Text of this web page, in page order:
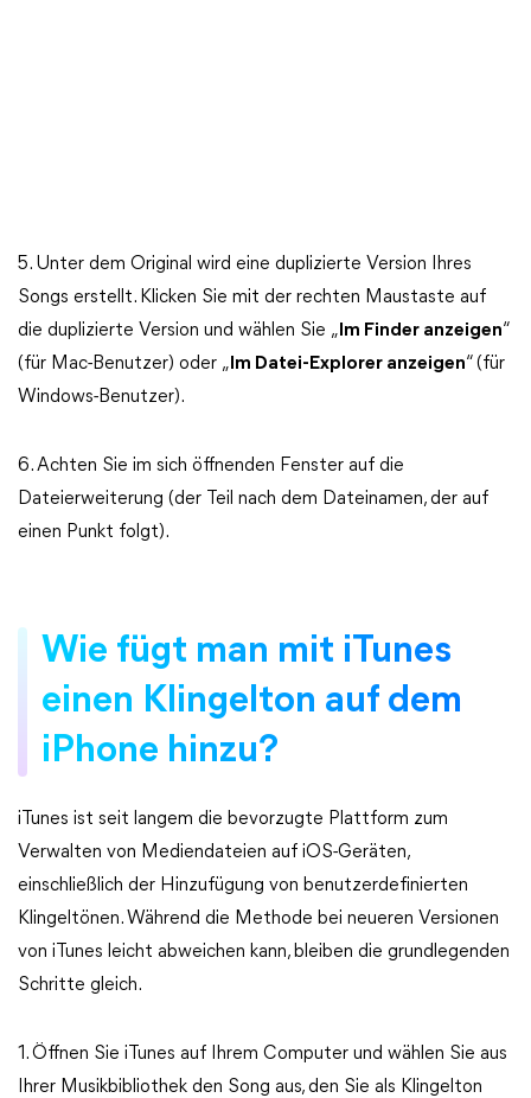
5. Unter dem Original wird eine duplizierte Version Ihres
Songs erstellt. Klicken Sie mit der rechten Maustaste auf
die duplizierte Version und wählen Sie „ Im Finder anzeigen“
(für Mac-Benutzer) oder „ Im Datei-Explorer anzeigen“ (für
Windows-Benutzer).
6. Achten Sie im sich öffnenden Fenster auf die
Dateierweiterung (der Teil nach dem Dateinamen, der auf
einen Punkt folgt).
Wie fügt man mit iTunes
einen Klingelton auf dem
iPhone hinzu?
iTunes ist seit langem die bevorzugte Plattform zum
Verwalten von Mediendateien auf iOS-Geräten,
einschließlich der Hinzufügung von benutzerdefinierten
Klingeltönen. Während die Methode bei neueren Versionen
von iTunes leicht abweichen kann, bleiben die grundlegenden
Schritte gleich.
1. Öffnen Sie iTunes auf Ihrem Computer und wählen Sie aus
Ihrer Musikbibliothek den Song aus, den Sie als Klingelton